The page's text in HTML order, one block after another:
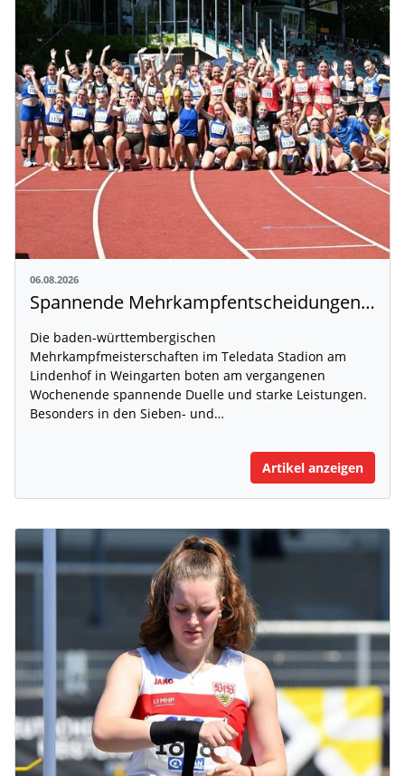
06.08.2026
Spannende Mehrkampfentscheidungen in Weingarten
Die baden-württembergischen
Mehrkampfmeisterschaften im Teledata Stadion am
Lindenhof in Weingarten boten am vergangenen
Wochenende spannende Duelle und starke Leistungen.
Besonders in den Sieben- und…
Artikel anzeigen